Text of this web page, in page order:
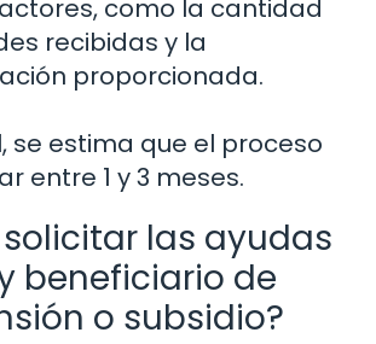
como la cantidad
recibidas y la
proporcionada.
se estima que el proceso
entre 1 y 3 meses.
solicitar las ayudas
beneficiario de
o subsidio?